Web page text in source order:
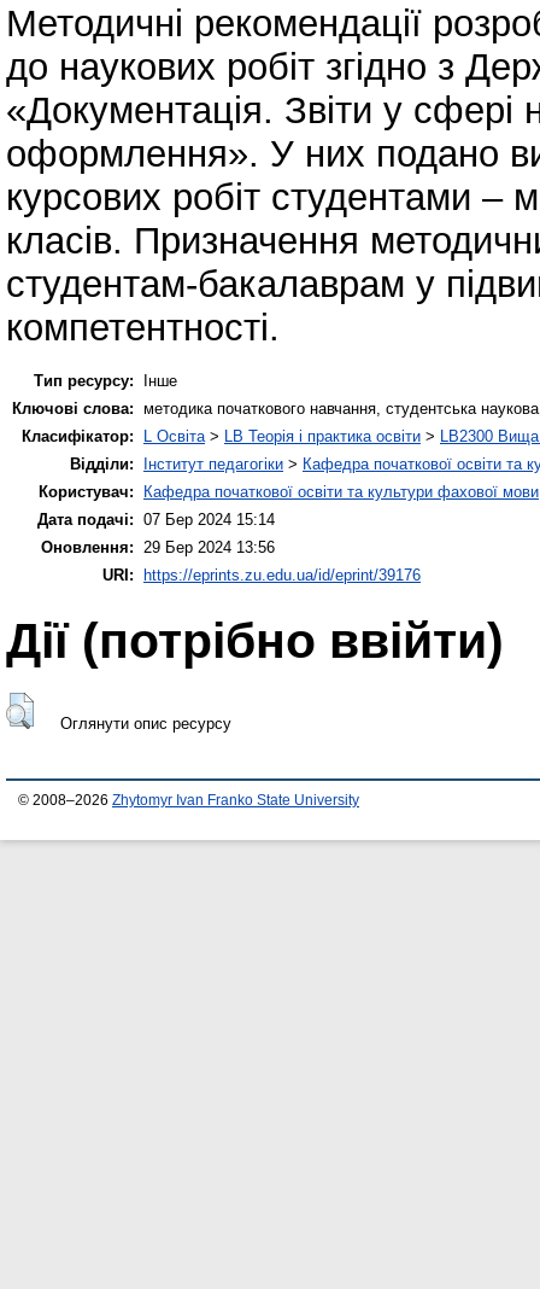
Методичні рекомендації
до наукових робіт згідно з
«Документація. Звіти у сфері
оформлення». У них подано
курсових робіт студентами –
класів. Призначення
студентам-бакалаврам у
компетентності.
Тип ресурсу:
Інше
Ключові слова: методика початкового навчання, студентська
Класифікатор:
L Освіта > LB Теорія і практика освіти > LB2300 Вища
Відділи:
Інститут педагогіки > Кафедра початкової освіти та
Користувач:
Кафедра початкової освіти та культури фахової мови
Дата подачі: 07 Бер 2024 15:14
Оновлення:
29 Бер 2024 13:56
URI: https://eprints.zu.edu.ua/id/eprint/39176
Дії ​​(потрібно ввійти)
Оглянути опис ресурсу
© 2008–2026 Zhytomyr Ivan Franko State University